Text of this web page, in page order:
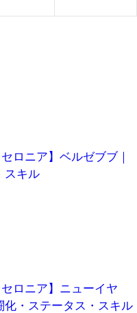
セロニア】ベルゼブブ｜
スキル
セロニア】ニューイヤ
・ステータス・スキル